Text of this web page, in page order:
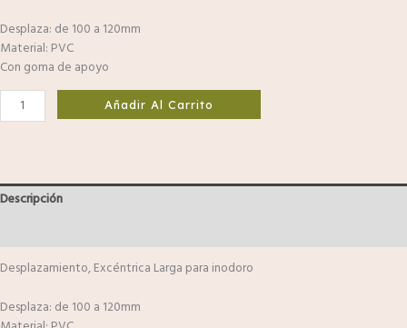
Desplaza: de 100 a 120mm
Material: PVC
Con goma de apoyo
Añadir Al Carrito
Descripción
Desplazamiento, Excéntrica Larga para inodoro
Desplaza: de 100 a 120mm